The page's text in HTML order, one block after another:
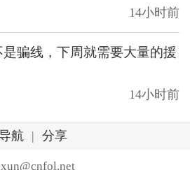
14小时前
骗线，下周就需要大量的援
14小时前
航 | 分享